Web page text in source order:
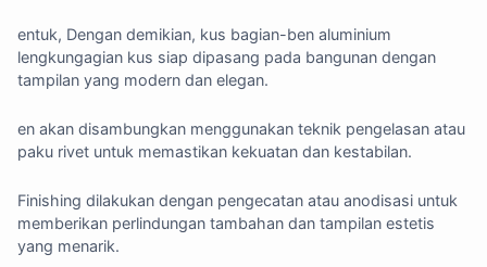
entuk, Dengan demikian, kus bagian-ben aluminium
lengkungagian kus siap dipasang pada bangunan dengan
tampilan yang modern dan elegan.
en akan disambungkan menggunakan teknik pengelasan atau
paku rivet untuk memastikan kekuatan dan kestabilan.
Finishing dilakukan dengan pengecatan atau anodisasi untuk
memberikan perlindungan tambahan dan tampilan estetis
yang menarik.